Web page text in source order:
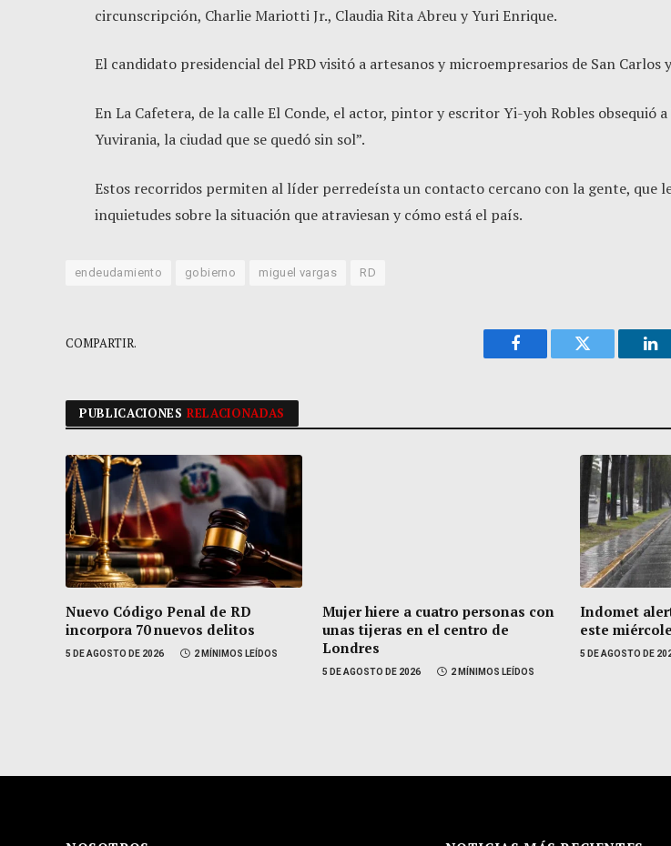
circunscripción, Charlie Mariotti Jr., Claudia Rita Abreu y Yuri Enrique.
El candidato presidencial del PRD visitó a artesanos y microempresarios de San Carlos
En La Cafetera, de la calle El Conde, el actor, pintor y escritor Yi-yoh Robles obsequió a
Yuvirania, la ciudad que se quedó sin sol”.
Estos recorridos permiten al líder perredeísta un contacto cercano con la gente, que
inquietudes sobre la situación que atraviesan y cómo está el país.
endeudamiento gobierno miguel vargas RD
COMPARTIR.
Facebook Twitter
PUBLICACIONESRELACIONADAS
Nuevo Código Penal de RD
incorpora 70 nuevos delitos
5 DE AGOSTO DE 2026 2 MÍNIMOS LEÍDOS
Mujer hiere a cuatro personas con
unas tijeras en el centro de
Londres
5 DE AGOSTO DE 2026 2 MÍNIMOS LEÍDOS
Indomet
este
5 DE AGOSTO DE